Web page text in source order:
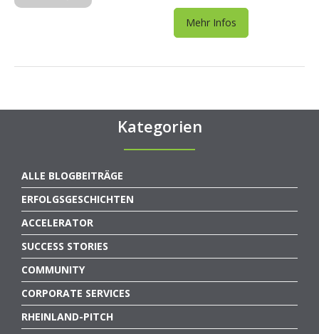
Mehr Infos
Kategorien
ALLE BLOGBEITRÄGE
ERFOLGSGESCHICHTEN
ACCELERATOR
SUCCESS STORIES
COMMUNITY
CORPORATE SERVICES
RHEINLAND-PITCH